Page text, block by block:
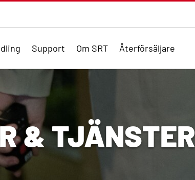
Support Om SRT Återförsäljare
& TJÄNSTER